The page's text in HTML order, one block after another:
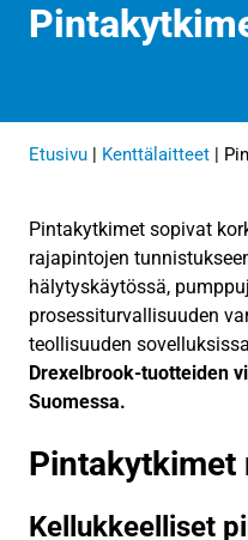
Etusivu | Kenttälaitteet |
Pintakytkimet sopivat
rajapintojen
hälytyskäytössä,
prosessiturvallisuuden
teollisuuden
Drexelbrook-tuotteiden
Suomessa.
Pintakytkimet
Kellukkeelliset